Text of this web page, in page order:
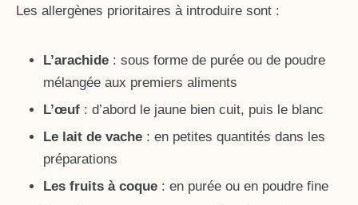
Les allergènes prioritaires à introduire sont :
L’arachide : sous forme de purée ou de poudre
mélangée aux premiers aliments
L’œuf : d’abord le jaune bien cuit, puis le blanc
Le lait de vache : en petites quantités dans les
préparations
Les fruits à coque : en purée ou en poudre fine